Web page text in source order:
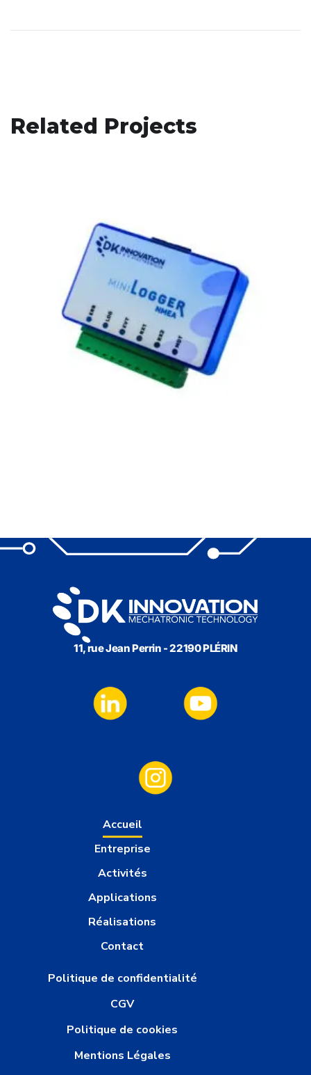
Related Projects
11, rue Jean Perrin - 22190 PLÉRIN
Accueil
Entreprise
Activités
Applications
Réalisations
Contact
Politique de confidentialité
CGV
Politique de cookies
Mentions Légales